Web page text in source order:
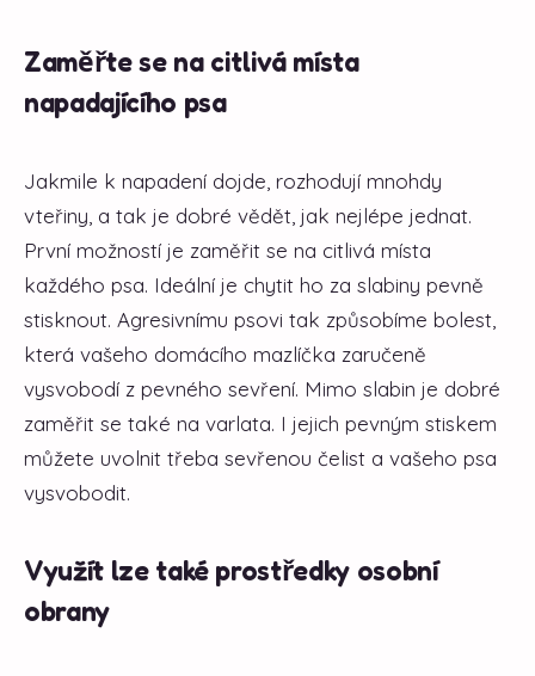
Zaměřte se na citlivá místa
napadajícího psa
Jakmile k napadení dojde, rozhodují mnohdy
vteřiny, a tak je dobré vědět, jak nejlépe jednat.
První možností je zaměřit se na citlivá místa
každého psa. Ideální je chytit ho za slabiny pevně
stisknout. Agresivnímu psovi tak způsobíme bolest,
která vašeho domácího mazlíčka zaručeně
vysvobodí z pevného sevření. Mimo slabin je dobré
zaměřit se také na varlata. I jejich pevným stiskem
můžete uvolnit třeba sevřenou čelist a vašeho psa
vysvobodit.
Využít lze také prostředky osobní
obrany